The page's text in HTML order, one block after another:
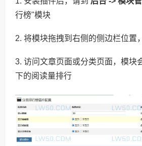
行榜"模块
2. 将模块拖拽到右侧的侧边栏位置
3. 访问文章页面或分类页面，模块
下的阅读量排行